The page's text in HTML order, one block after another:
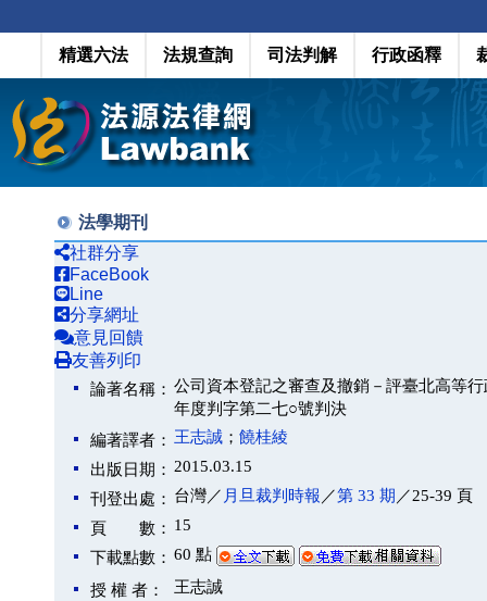
精選六法 法規查詢 司法判解 行政函釋
法學期刊
社群分享
FaceBook
Line
分享網址
意見回饋
友善列印
論著名稱： 公司資本登記之審查及撤銷－評臺北高等
年度判字第二七○號判決
編著譯者： 王志誠 ； 饒桂綾
出版日期： 2015.03.15
刊登出處： 台灣／ 月旦裁判時報 ／第 33 期 ／25-39 頁
頁 數： 15
下載點數： 60 點
授 權 者： 王志誠